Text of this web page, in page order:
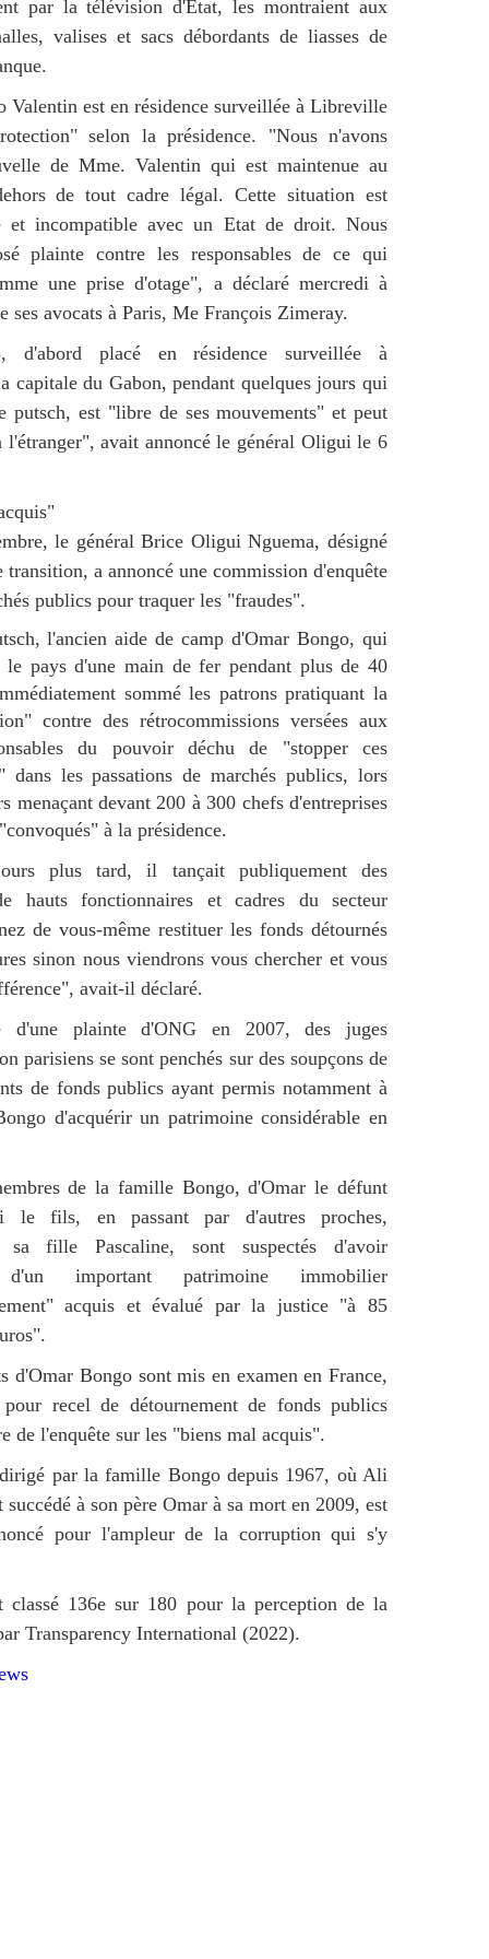
par la télévision d'Etat, les montraient aux
valises et sacs débordants de liasses de
Valentin est en résidence surveillée à Libreville
selon la présidence. "Nous n'avons
de Mme. Valentin qui est maintenue au
de tout cadre légal. Cette situation est
et incompatible avec un Etat de droit. Nous
plainte contre les responsables de ce qui
une prise d'otage", a déclaré mercredi à
ses avocats à Paris, Me François Zimeray.
d'abord placé en résidence surveillée à
capitale du Gabon, pendant quelques jours qui
putsch, est "libre de ses mouvements" et peut
l'étranger", avait annoncé le général Oligui le 6
le général Brice Oligui Nguema, désigné
transition, a annoncé une commission d'enquête
publics pour traquer les "fraudes".
l'ancien aide de camp d'Omar Bongo, qui
pays d'une main de fer pendant plus de 40
sommé les patrons pratiquant la
contre des rétrocommissions versées aux
du pouvoir déchu de "stopper ces
dans les passations de marchés publics, lors
menaçant devant 200 à 300 chefs d'entreprises
à la présidence.
plus tard, il tançait publiquement des
hauts fonctionnaires et cadres du secteur
de vous-même restituer les fonds détournés
sinon nous viendrons vous chercher et vous
avait-il déclaré.
plainte d'ONG en 2007, des juges
parisiens se sont penchés sur des soupçons de
de fonds publics ayant permis notamment à
d'acquérir un patrimoine considérable en
de la famille Bongo, d'Omar le défunt
fils, en passant par d'autres proches,
sa fille Pascaline, sont suspectés d'avoir
d'un important patrimoine immobilier
acquis et évalué par la justice "à 85
d'Omar Bongo sont mis en examen en France,
pour recel de détournement de fonds publics
de l'enquête sur les "biens mal acquis".
par la famille Bongo depuis 1967, où Ali
à son père Omar à sa mort en 2009, est
pour l'ampleur de la corruption qui s'y
classé 136e sur 180 pour la perception de la
Transparency International (2022).